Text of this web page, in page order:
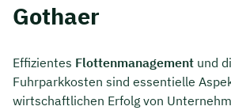
Finanzen
Über Uns
Gothaer
Effizientes Flottenmanagement und
Fuhrparkkosten sind essentielle
wirtschaftlichen Erfolg von